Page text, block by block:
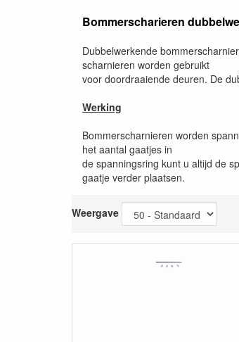
Bommerscharieren
Dubbelwerkende
scharnieren worden gebruikt
voor doordraaiende deuren. De
Werking
Bommerscharnieren worden
het aantal gaatjes in
de spanningsring kunt u altijd de
gaatje verder plaatsen.
Weergave